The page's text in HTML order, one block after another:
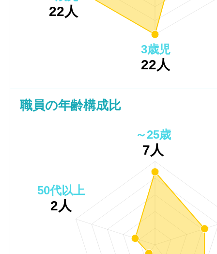
3歳児
22人
22人
職員の年齢構成比
～25歳
7人
50代以上
2人